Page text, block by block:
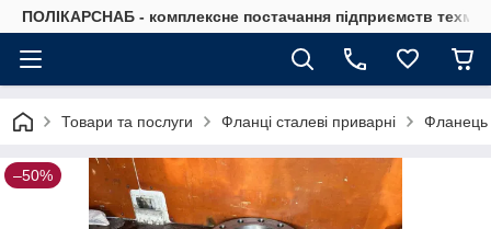
ПОЛІКАРСНАБ - комплексне постачання підприємств
Товари та послуги Фланці сталеві приварні Фланець
–50%